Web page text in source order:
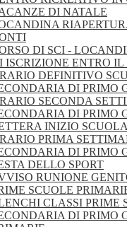
DI NATALE
DI SCI -
ISCRIZIONE ENTRO IL
DEFINITIVO
DI PRIMO
SECONDA
DI PRIMO
INIZIO SCUOLA
PRIMA
DI PRIMO
DELLO SPORT
RUNIONE
SCUOLE
CLASSI PRIME
DI PRIMO